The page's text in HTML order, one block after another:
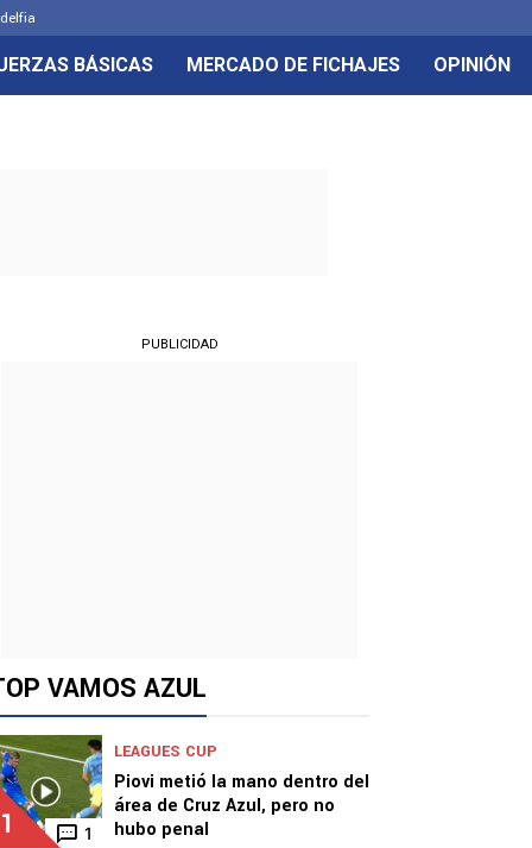
BÁSICAS MERCADO DE FICHAJES OPINIÓN
PUBLICIDAD
VAMOS AZUL
1 1
LEAGUES CUP
Piovi metió la mano dentro del
área de Cruz Azul, pero no
hubo penal